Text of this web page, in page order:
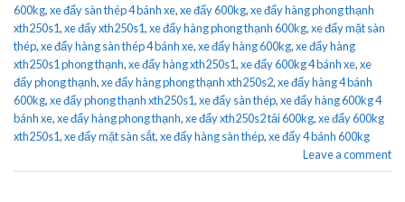
600kg,xe đẩy sàn thép 4 bánh xe,xe đẩy 600kg,xe đẩy hàng phong thạnh
xth250s1,xe đẩy xth250s1,xe đẩy hàng phong thạnh 600kg,xe đẩy mặt sàn
thép,xe đẩy hàng sàn thép 4 bánh xe,xe đẩy hàng 600kg,xe đẩy hàng
xth250s1 phong thạnh,xe đẩy hàng xth250s1,xe đẩy 600kg 4 bánh xe,xe
đẩy phong thạnh,xe đẩy hàng phong thạnh xth250s2,xe đẩy hàng 4 bánh
600kg,xe đẩy phong thạnh xth250s1,xe đẩy sàn thép,xe đẩy hàng 600kg 4
bánh xe,xe đẩy hàng phong thạnh,xe đẩy xth250s2 tải 600kg,xe đẩy 600kg
xth250s1,xe đẩy mặt sàn sắt,xe đẩy hàng sàn thép,xe đẩy 4 bánh 600kg
Leave a comment